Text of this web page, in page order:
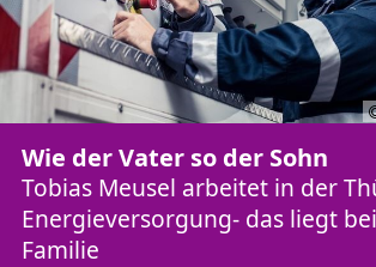
Wie der Vater so der Sohn
Tobias Meusel arbeitet in der
Energieversorgung- das liegt
Familie